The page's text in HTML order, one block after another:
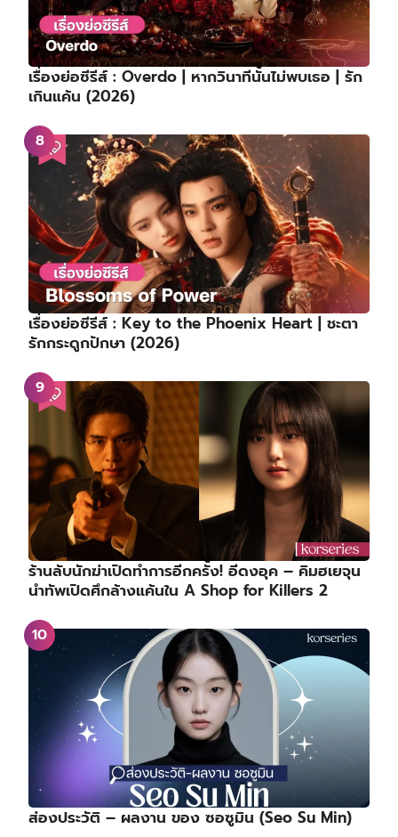
เรื่องย่อซีรีส์ : Overdo | หากวินาทีนั้นไม่พบเธอ | รัก
เกินแค้น (2026)
เรื่องย่อซีรีส์ : Key to the Phoenix Heart | ชะตา
รักกระดูกปักษา (2026)
ร้านลับนักฆ่าเปิดทำการอีกครั้ง! อีดงอุค – คิมฮเยจุน
นำทัพเปิดศึกล้างแค้นใน A Shop for Killers 2
ส่องประวัติ – ผลงาน ของ ซอซูมิน (Seo Su Min)